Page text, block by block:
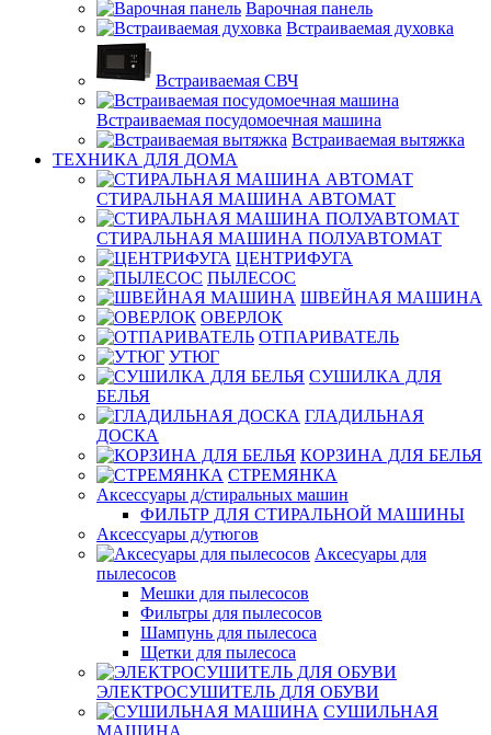
Варочная панель
Встраиваемая духовка
Встраиваемая СВЧ
Встраиваемая посудомоечная машина
Встраиваемая вытяжка
ТЕХНИКА ДЛЯ ДОМА
СТИРАЛЬНАЯ МАШИНА АВТОМАТ
СТИРАЛЬНАЯ МАШИНА ПОЛУАВТОМАТ
ЦЕНТРИФУГА
ПЫЛЕСОС
ШВЕЙНАЯ МАШИНА
ОВЕРЛОК
ОТПАРИВАТЕЛЬ
УТЮГ
СУШИЛКА ДЛЯ
БЕЛЬЯ
ГЛАДИЛЬНАЯ
ДОСКА
КОРЗИНА ДЛЯ БЕЛЬЯ
СТРЕМЯНКА
Аксессуары д/стиральных машин
ФИЛЬТР ДЛЯ СТИРАЛЬНОЙ МАШИНЫ
Аксессуары д/утюгов
Аксесуары для
пылесосов
Мешки для пылесосов
Фильтры для пылесосов
Шампунь для пылесоса
Щетки для пылесоса
ЭЛЕКТРОСУШИТЕЛЬ ДЛЯ ОБУВИ
СУШИЛЬНАЯ
МАШИНА